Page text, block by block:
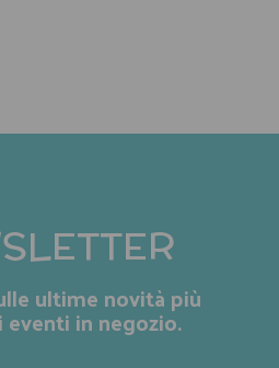
ultime novità più
in negozio.